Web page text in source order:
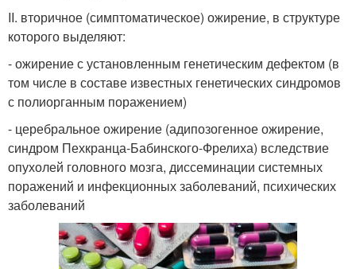
II. вторичное (симптоматическое) ожирение, в структуре
которого выделяют:
- ожирение с установленным генетическим дефектом (в
том числе в составе известных генетических синдромов
с полиорганным поражением)
- церебральное ожирение (адипозогенное ожирение,
синдром Пехкранца-Бабинского-Фрелиха) вследствие
опухолей головного мозга, диссеминации системных
поражений и инфекционных заболеваний, психических
заболеваний